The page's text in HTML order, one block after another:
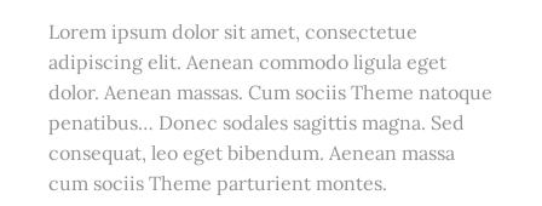
Lorem ipsum dolor sit amet, consectetue
adipiscing elit. Aenean commodo ligula eget
dolor. Aenean massas. Cum sociis Theme natoque
penatibus… Donec sodales sagittis magna. Sed
consequat, leo eget bibendum. Aenean massa
cum sociis Theme parturient montes.